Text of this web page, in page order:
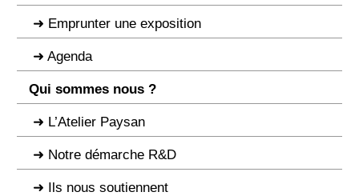
Emprunter une exposition
Agenda
Qui sommes nous ?
L’Atelier Paysan
Notre démarche R&D
Ils nous soutiennent